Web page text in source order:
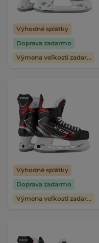
Výhodné splátky
Doprava zadarmo
Výmena veľkosti zadarmo
Výhodné splátky
Doprava zadarmo
Výmena veľkosti zadarmo